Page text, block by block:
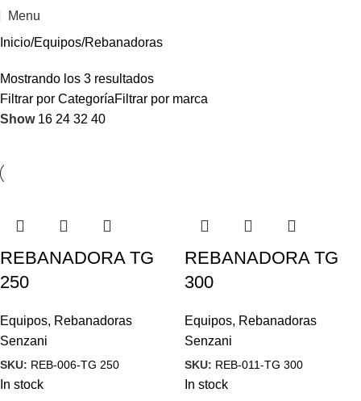
Menu
Inicio Equipos Rebanadoras
Mostrando los 3 resultados
Filtrar por CategoríaFiltrar por marca
Show 16 24 32 40
REBANADORA TG
250
Equipos, Rebanadoras
Senzani
SKU: REB-006-TG 250
In stock
REBANADORA TG
300
Equipos, Rebanadoras
Senzani
SKU: REB-011-TG 300
In stock